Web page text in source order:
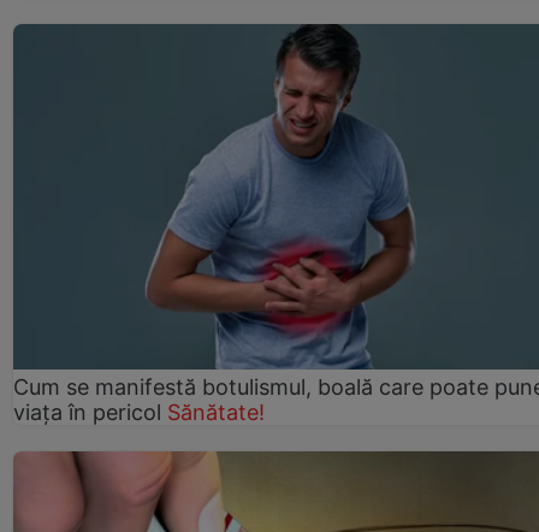
Cum se manifestă botulismul, boală care poate
viaţa în pericol Sănătate!